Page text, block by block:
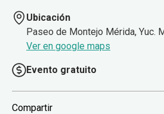
Ubicación
Paseo de Montejo Mérida, Yuc.
Ver en google maps
Evento gratuito
Compartir